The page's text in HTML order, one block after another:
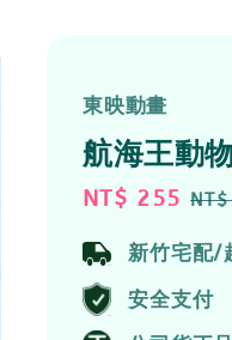
東映動畫
航海王動
Sale
NT$ 255
新竹宅配/
安全支付